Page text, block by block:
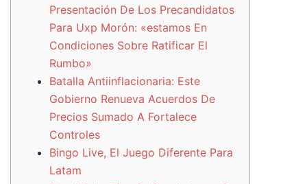
Presentación De Los Precandidatos
Para Uxp Morón: «estamos En
Condiciones Sobre Ratificar El
Rumbo»
Batalla Antiinflacionaria: Este
Gobierno Renueva Acuerdos De
Precios Sumado A Fortalece
Controles
Bingo Live, El Juego Diferente Para
Latam